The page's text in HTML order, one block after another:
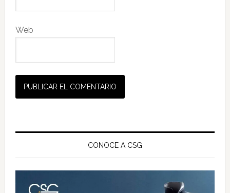
Web
Barra
principal
CONOCE A CSG